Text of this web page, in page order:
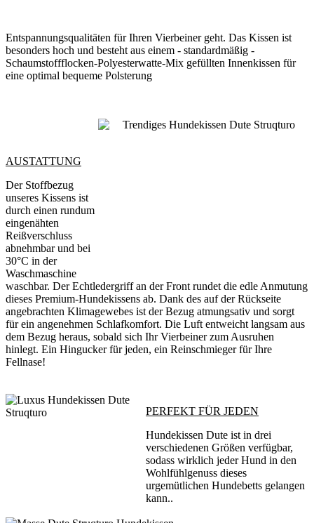
Entspannungsqualitäten für Ihren Vierbeiner geht. Das Kissen ist
besonders hoch und besteht aus einem - standardmäßig -
Schaumstoffflocken-Polyesterwatte-Mix gefüllten Innenkissen für
eine optimal bequeme Polsterung
AUSTATTUNG
Der Stoffbezug
unseres Kissens ist
durch einen rundum
eingenähten
Reißverschluss
abnehmbar und bei
30°C in der
Waschmaschine
waschbar. Der Echtledergriff an der Front rundet die edle Anmutung
dieses Premium-Hundekissens ab. Dank des auf der Rückseite
angebrachten Klimagewebes ist der Bezug atmungsativ und sorgt
für ein angenehmen Schlafkomfort. Die Luft entweicht langsam aus
dem Bezug heraus, sobald sich Ihr Vierbeiner zum Ausruhen
hinlegt. Ein Hingucker für jeden, ein Reinschmieger für Ihre
Fellnase!
PERFEKT FÜR JEDEN
Hundekissen Dute ist in drei
verschiedenen Größen verfügbar,
sodass wirklich jeder Hund in den
Wohlfühlgenuss dieses
urgemütlichen Hundebetts gelangen
kann..